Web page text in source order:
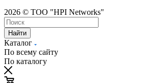
2026 © ТОО "HPI Networks"
Найти
Каталог
По всему сайту
По каталогу